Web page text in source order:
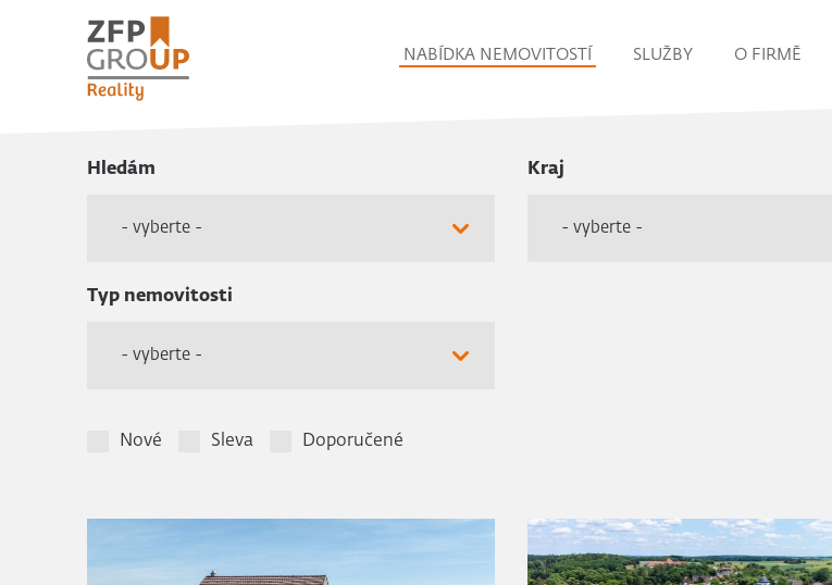
NABÍDKA NEMOVITOSTÍ SLUŽBY O FIRMĚ
Hledám
- vyberte -
Kraj
- vyberte -
Typ nemovitosti
- vyberte -
Nové Sleva Doporučené